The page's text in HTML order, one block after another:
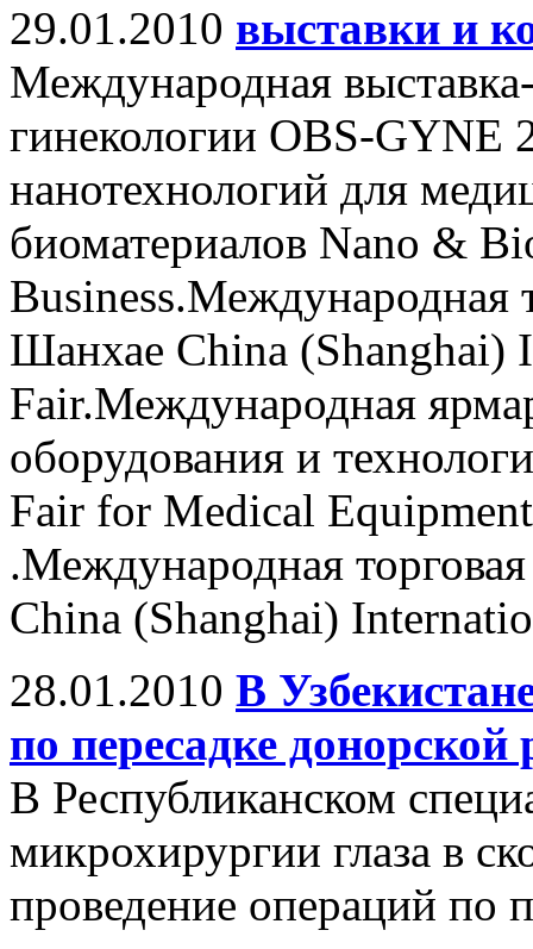
29.01.2010 выставки и
Международная
гинекологии OBS-GYNE
нанотехнологий для
биоматериалов Nano &
Business.Международная
Шанхае China (Shanghai)
Fair.Международная
оборудования и
Fair for Medical
.Международная
China (Shanghai)
28.01.2010 В
по пересадке
В Республиканском
микрохирургии глаза в
проведение операций по